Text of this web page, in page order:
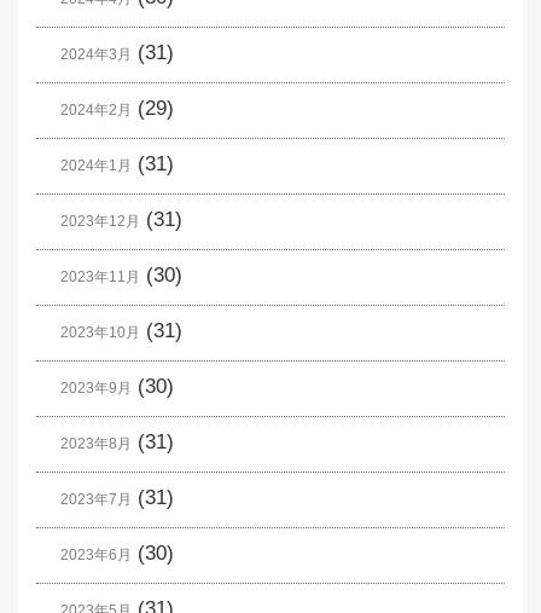
2024年3月 (31)
2024年2月 (29)
2024年1月 (31)
2023年12月 (31)
2023年11月 (30)
2023年10月 (31)
2023年9月 (30)
2023年8月 (31)
2023年7月 (31)
2023年6月 (30)